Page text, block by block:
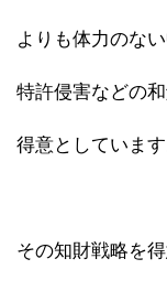
よりも体力のな
特許侵害などの
得意としています
その知財戦略を